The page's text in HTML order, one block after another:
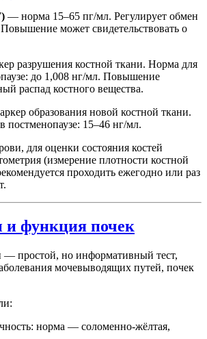
— норма 15–65 пг/мл. Регулирует обмен
может свидетельствовать о
разрушения костной ткани. Норма для
до 1,008 нг/мл. Повышение
распад костного вещества.
образования новой костной ткани.
15–46 нг/мл.
для оценки состояния костей
(измерение плотности костной
проходить ежегодно или раз
и функция почек
простой, но информативный тест,
мочевыводящих путей, почек
норма — соломенно-жёлтая,